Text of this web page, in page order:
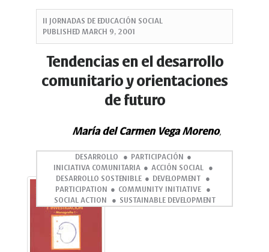
Navigation
II JORNADAS DE EDUCACIÓN SOCIAL
PUBLISHED MARCH 9, 2001
Tendencias en el desarrollo
comunitario y orientaciones
de futuro
María del Carmen Vega Moreno,
DESARROLLO
PARTICIPACIÓN
INICIATIVA COMUNITARIA
ACCIÓN SOCIAL
DESARROLLO SOSTENIBLE
DEVELOPMENT
PARTICIPATION
COMMUNITY INITIATIVE
SOCIAL ACTION
SUSTAINABLE DEVELOPMENT